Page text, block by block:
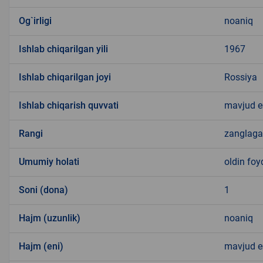
Og`irligi noaniq
Ishlab chiqarilgan yili 1967
Ishlab chiqarilgan joyi Rossiya
Ishlab chiqarish quvvati mavjud
Rangi
Umumiy holati oldin
Soni (dona) 1
Hajm (uzunlik) noaniq
Hajm (eni) mavjud